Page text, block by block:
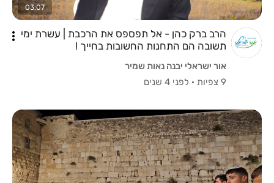
03:07
הרב ברק כהן - אל תפספס את הרכבת | עשרת ימי
תשובה הם התחנות החשובות בחייך !
אור ישראלי יבנה נאות שמיר
9 צפיות
· לפני 4 שנים